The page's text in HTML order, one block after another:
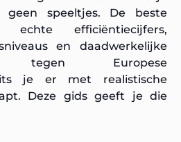
speeltjes. De beste
echte efficiëntiecijfers,
en daadwerkelijke
tegen Europese
je er met realistische
Deze gids geeft je die